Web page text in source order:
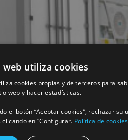
web utiliza cookies
cookies propias y de terceros para
web y hacer estadísticas.
el botón “Aceptar cookies”, rechazar su
en “Configurar. Política de cookies